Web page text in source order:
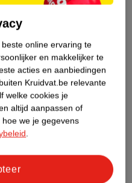
online ervaring te
en makkelijker te
acties en aanbiedingen
Kruidvat.be relevante
welke cookies je
altijd aanpassen of
we je gegevens
.